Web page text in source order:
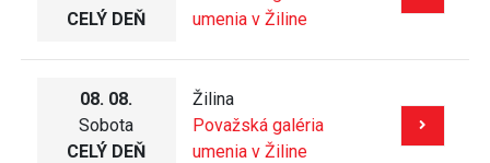
CELÝ DEŇ
umenia v Žiline
08. 08.
Sobota
CELÝ DEŇ
Žilina
Považská galéria
umenia v Žiline